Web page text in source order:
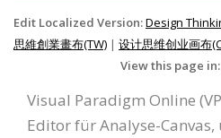
Edit Localized Version:Design
思維創業畫布(TW) | 设计思维创业画布
View this page in:
Visual Paradigm Online
Editor für Analyse-